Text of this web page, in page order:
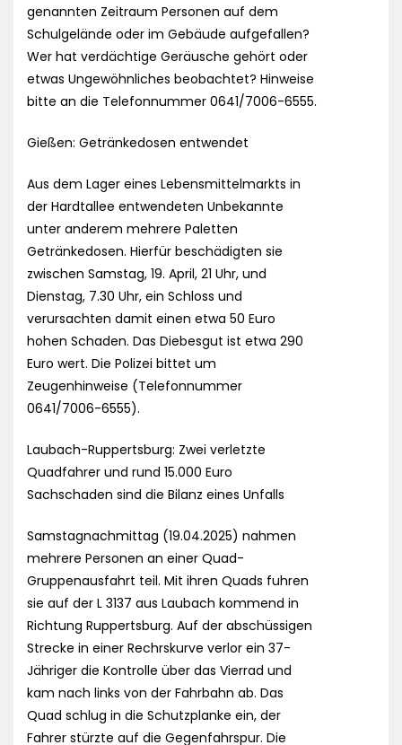
genannten Zeitraum Personen auf dem
Schulgelände oder im Gebäude aufgefallen?
Wer hat verdächtige Geräusche gehört oder
etwas Ungewöhnliches beobachtet? Hinweise
bitte an die Telefonnummer 0641/7006-6555.
Gießen: Getränkedosen entwendet
Aus dem Lager eines Lebensmittelmarkts in
der Hardtallee entwendeten Unbekannte
unter anderem mehrere Paletten
Getränkedosen. Hierfür beschädigten sie
zwischen Samstag, 19. April, 21 Uhr, und
Dienstag, 7.30 Uhr, ein Schloss und
verursachten damit einen etwa 50 Euro
hohen Schaden. Das Diebesgut ist etwa 290
Euro wert. Die Polizei bittet um
Zeugenhinweise (Telefonnummer
0641/7006-6555).
Laubach-Ruppertsburg: Zwei verletzte
Quadfahrer und rund 15.000 Euro
Sachschaden sind die Bilanz eines Unfalls
Samstagnachmittag (19.04.2025) nahmen
mehrere Personen an einer Quad-
Gruppenausfahrt teil. Mit ihren Quads fuhren
sie auf der L 3137 aus Laubach kommend in
Richtung Ruppertsburg. Auf der abschüssigen
Strecke in einer Rechrskurve verlor ein 37-
Jähriger die Kontrolle über das Vierrad und
kam nach links von der Fahrbahn ab. Das
Quad schlug in die Schutzplanke ein, der
Fahrer stürzte auf die Gegenfahrspur. Die